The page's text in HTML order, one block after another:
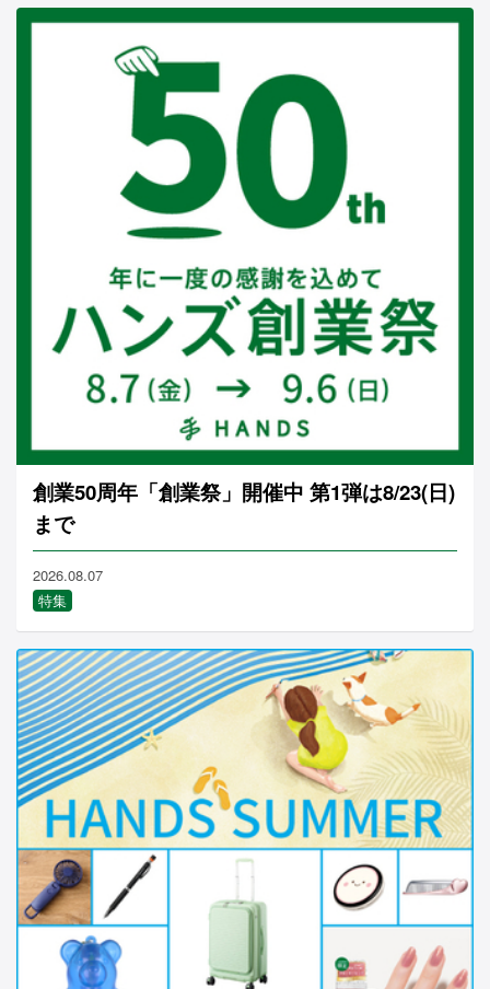
創業50周年「創業祭」開催中 第1弾は8/23(日)
まで
2026.08.07
特集